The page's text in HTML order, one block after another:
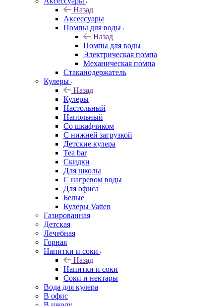
Назад
Аксессуары
Помпы для воды
Назад
Помпы для воды
Электрическая помпа
Механическая помпа
Стаканодержатель
Кулеры
Назад
Кулеры
Настольный
Напольный
Со шкафчиком
С нижней загрузкой
Детские кулера
Tea bar
Скидки
Для школы
С нагревом воды
Для офиса
Белые
Кулеры Vatten
Газированная
Детская
Лечебная
Горная
Напитки и соки
Назад
Напитки и соки
Соки и нектары
Вода для кулера
В офис